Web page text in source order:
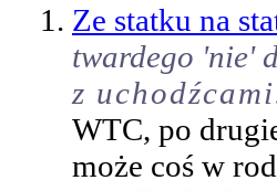
Ze statku na
twardego 'nie'
z uchodźcami
WTC, po
może coś w